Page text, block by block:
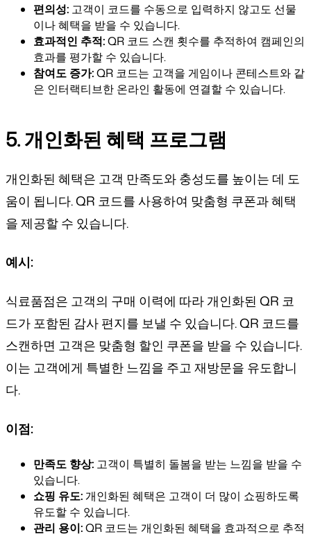
편의성: 고객이 코드를 수동으로 입력하지 않고도 선물
이나 혜택을 받을 수 있습니다.
효과적인 추적:QR 코드 스캔 횟수를 추적하여 캠페인의
효과를 평가할 수 있습니다.
참여도 증가:QR 코드는 고객을 게임이나 콘테스트와 같
은 인터랙티브한 온라인 활동에 연결할 수 있습니다.
5. 개인화된 혜택 프로그램
개인화된 혜택은 고객 만족도와 충성도를 높이는 데 도
움이 됩니다. QR 코드를 사용하여 맞춤형 쿠폰과 혜택
을 제공할 수 있습니다.
예시:
식료품점은 고객의 구매 이력에 따라 개인화된 QR 코
드가 포함된 감사 편지를 보낼 수 있습니다. QR 코드를
스캔하면 고객은 맞춤형 할인 쿠폰을 받을 수 있습니다.
이는 고객에게 특별한 느낌을 주고 재방문을 유도합니
다.
이점:
만족도 향상: 고객이 특별히 돌봄을 받는 느낌을 받을 수
있습니다.
쇼핑 유도:개인화된 혜택은 고객이 더 많이 쇼핑하도록
유도할 수 있습니다.
관리 용이:QR 코드는 개인화된 혜택을 효과적으로 추적